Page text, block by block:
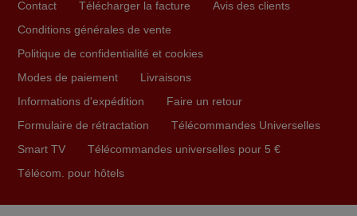
Contact Télécharger la facture
Avis des clients
Conditions générales de vente
Politique de confidentialité et cookies
Modes de paiement
Livraisons
Informations d'expédition
Faire un retour
Formulaire de rétractation
Télécommandes Universelles
Smart TV
Télécommandes universelles pour 5 €
Télécom. pour hôtels